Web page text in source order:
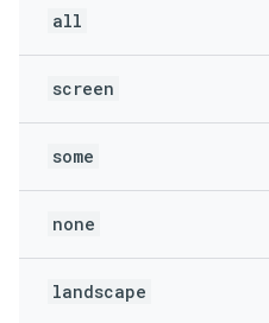
all
screen
some
none
landscape